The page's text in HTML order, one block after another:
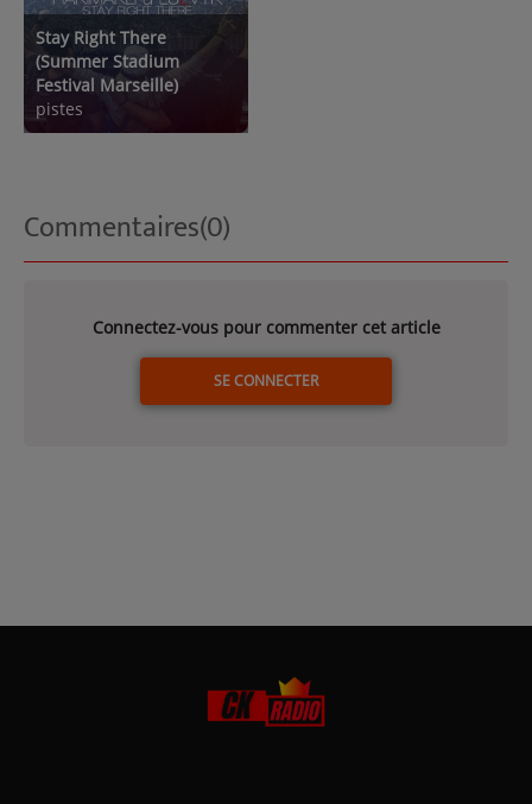
Stay Right There
(Summer Stadium
Festival Marseille)
pistes
Commentaires(0)
Connectez-vous pour commenter cet article
SE CONNECTER